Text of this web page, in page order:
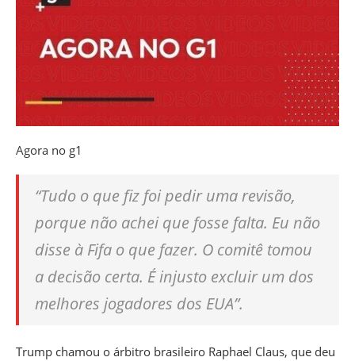
Agora no g1
“Tudo o que fiz foi pedir uma revisão,
porque não achei que fosse falta. Eu não
disse à Fifa o que fazer. O comitê tomou
a decisão certa. É injusto excluir um dos
melhores jogadores dos EUA”.
Trump chamou o árbitro brasileiro Raphael Claus, que deu